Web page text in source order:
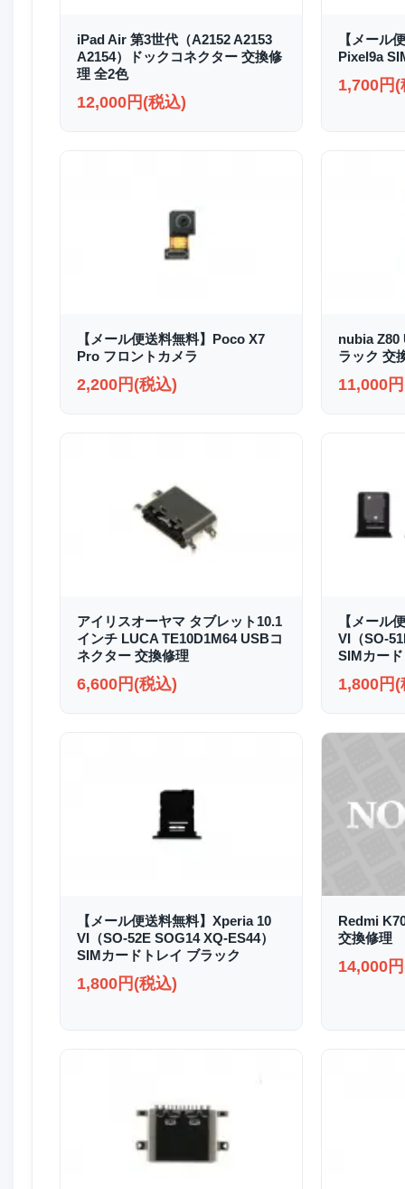
iPad Air 第3世代（A2152 A2153
A2154）ドックコネクター 交換修
理 全2色
12,000円(税込)
【メール
Pixel9a
1,700円(
【メール便送料無料】Poco X7
Pro フロントカメラ
2,200円(税込)
nubia Z80
ラック 交
11,000
アイリスオーヤマ タブレット10.1
インチ LUCA TE10D1M64 USBコ
ネクター 交換修理
6,600円(税込)
【メール
VI（SO-
SIMカー
1,800円(
【メール便送料無料】Xperia 10
VI（SO-52E SOG14 XQ-ES44）
SIMカードトレイ ブラック
1,800円(税込)
Redmi
交換修理
14,000